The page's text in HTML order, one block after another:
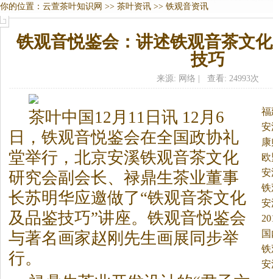
你的位置： 云萱茶叶知识网 >> 茶叶资讯 >> 铁观音资讯
铁观音悦鉴会：讲述铁观音茶文
技巧
来源: 网络 | 查看: 24993次
司
观
销
在
茶叶中国12月11日讯 12月6
日，铁观音悦鉴会在全国政协礼
堂举行，北京安溪铁观音茶文化
研究会副会长、禄鼎生茶业董事
长苏明华应邀做了“铁观音茶文化
及品鉴技巧”讲座。 铁观音悦鉴会
与著名画家赵刚先生画展同步举
行。